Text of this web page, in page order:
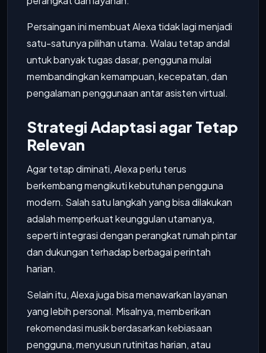
Persaingan ini membuat Alexa tidak lagi menjadi
satu-satunya pilihan utama. Walau tetap andal
untuk banyak tugas dasar, pengguna mulai
membandingkan kemampuan, kecepatan, dan
pengalaman penggunaan antar asisten virtual.
Strategi Adaptasi agar Tetap
Relevan
Agar tetap diminati, Alexa perlu terus
berkembang mengikuti kebutuhan pengguna
modern. Salah satu langkah yang bisa dilakukan
adalah memperkuat keunggulan utamanya,
seperti integrasi dengan perangkat rumah pintar
dan dukungan terhadap berbagai perintah
harian.
Selain itu, Alexa juga bisa menawarkan layanan
yang lebih personal. Misalnya, memberikan
rekomendasi musik berdasarkan kebiasaan
pengguna, menyusun rutinitas harian, atau